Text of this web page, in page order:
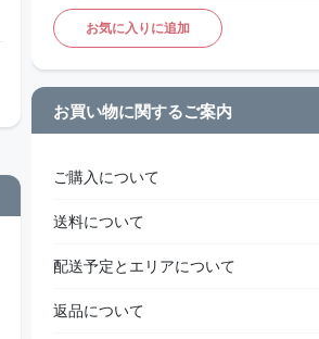
お気に入りに追加
お買い物に関するご案内
ご購入について
送料について
配送予定とエリアについて
返品について